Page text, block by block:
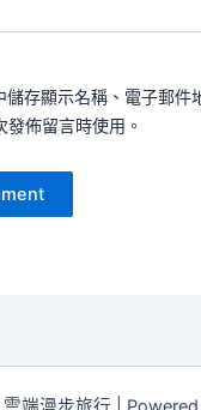
儲存顯示名稱、電子郵件
發佈留言時使用。